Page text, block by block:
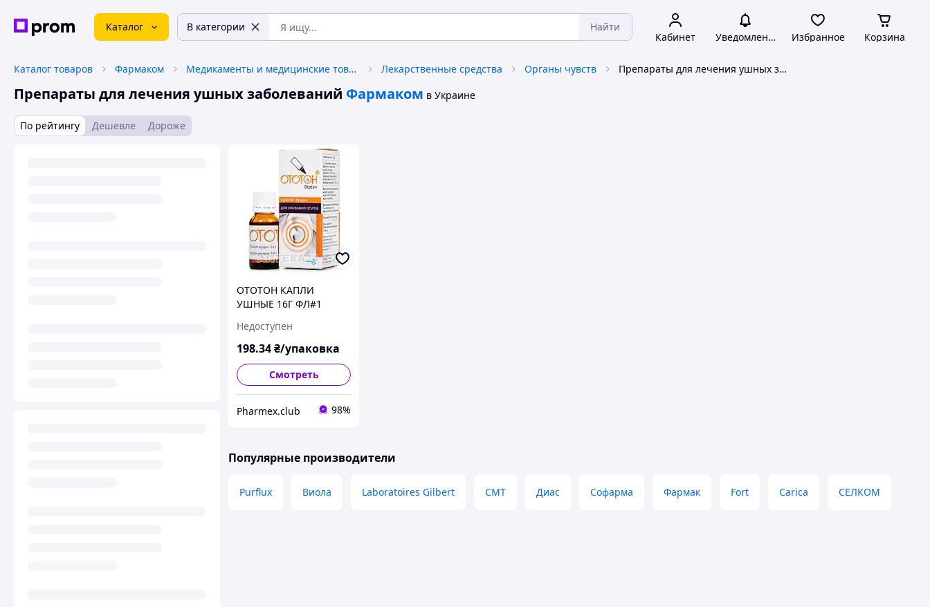
Каталог В категории Найти
Кабинет Уведомления Избранное Корзина
Каталог товаров Фармаком Медикаменты и медицинские товары Лекарственные средства Органы чувств Препараты для лечения ушных заболеваний Фармаком
Препараты для лечения ушных заболеваний Фармаком в Украине
По рейтингу Дешевле Дороже
ОТОТОН КАПЛИ
УШНЫЕ 16Г ФЛ#1
Недоступен
198.34₴/упаковка
Смотреть
Pharmex.club 98%
Популярные производители
Purflux Виола Laboratoires Gilbert СМТ Диас Софарма Фармак Fort Carica СЕЛКОМ